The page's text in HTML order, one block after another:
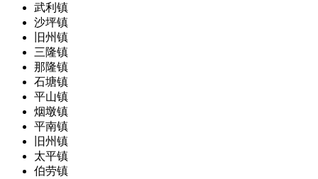
武利镇
沙坪镇
旧州镇
三隆镇
那隆镇
石塘镇
平山镇
烟墩镇
平南镇
旧州镇
太平镇
伯劳镇